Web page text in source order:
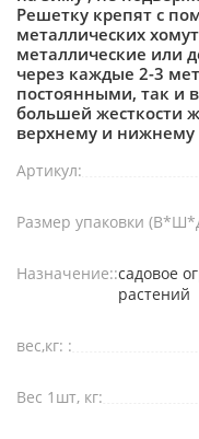
Решетку крепят с
металлических
металлические или
через каждые 2-3
постоянными, так и
большей жесткости
верхнему и нижнему
Артикул:
Размер упаковки
Назначение::садовое
растений
вес,кг: :
Вес 1шт, кг: